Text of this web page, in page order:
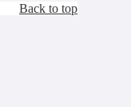
Back to top